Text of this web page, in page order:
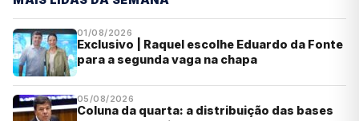
01/08/2026
Exclusivo | Raquel escolhe Eduardo da Fonte
para a segunda vaga na chapa
05/08/2026
Coluna da quarta: a distribuição das bases